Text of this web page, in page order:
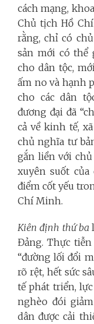
cách mạng,
Chủ tịch Hồ
rằng, chỉ có
sản mới có thể
cho dân tộc,
ấm no và hạnh
cho các dân
đương đại đã
cả về kinh tế,
chủ nghĩa tư
gắn liền với
xuyên suốt của
điểm cốt yếu
Chí Minh.
Kiên định thứ ba
Đảng. Thực
“đường lối đổi
rõ rệt, hết sức
tế phát triển,
nghèo đói
dân được cải